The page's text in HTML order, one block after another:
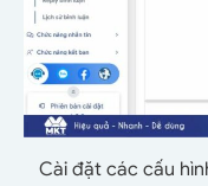
Cài đặt các cấu